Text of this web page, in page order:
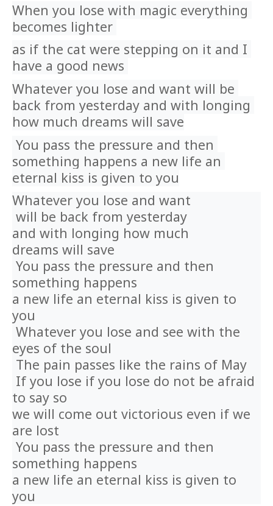
When you lose with magic everything
becomes lighter
as if the cat were stepping on it and I
have a good news
Whatever you lose and want will be
back from yesterday and with longing
how much dreams will save
You pass the pressure and then
something happens a new life an
eternal kiss is given to you
Whatever you lose and want
will be back from yesterday
and with longing how much
dreams will save
You pass the pressure and then
something happens
a new life an eternal kiss is given to
you
Whatever you lose and see with the
eyes of the soul
The pain passes like the rains of May
If you lose if you lose do not be afraid
to say so
we will come out victorious even if we
are lost
You pass the pressure and then
something happens
a new life an eternal kiss is given to
you